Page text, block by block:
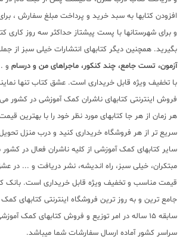
افزودن کتابها به سبد خرید و پرداخت مبلغ سفارش ،
و برای شهرستانها با پست پیشتاز حداکثر سه روز کاری
بگیرید. همچنین دیگر کتابهای انتشارات خیلی سبز از
آزمون، تست جامع، چند کنکور، ماجراهای من و درسام و
با تخفیف ویژه قابل خریداری است. عشق کتاب تنها
فروش اینترنتی کتابهای ناشران کمک آموزشی در کشور
هر زمان از هر جا کتابهای مورد نظر خود را با بهترین
سریع تر از هر فروشگاه خریداری کنید و درب منزل تحویل
سایر کتابهای کمک آموزشی از کلیه ناشران فعال در کشور
مبتکران، خیلی سبز، راه اندیشه، نشر دریافت و ... در
قیمت مناسب و تخفیف ویژه قابل خریداری است. بانک
جامع ترین و به روز ترین فروشگاه اینترنتی کتابهای کمک
سابقه 15 ساله در امر توزیع و فروش کتابهای کمک
سراسر کشور آماده ارسال سفارشات شما میباشد.